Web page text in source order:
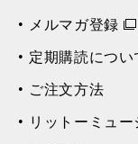
メルマガ登録
定期購読につい
ご注文方法
リットーミュ